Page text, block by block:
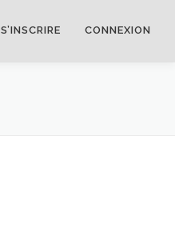
S’INSCRIRE CONNEXION